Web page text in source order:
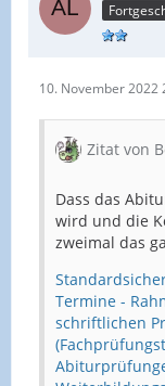
10. November 2022
Zitat von
Dass das
wird und die
zweimal das
Termine -
schriftlichen